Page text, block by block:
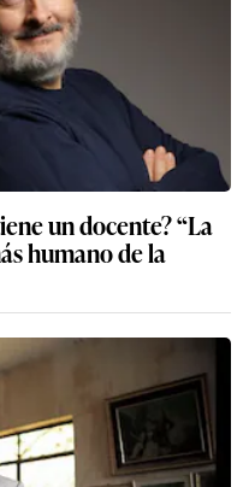
un docente? “La
humano de la